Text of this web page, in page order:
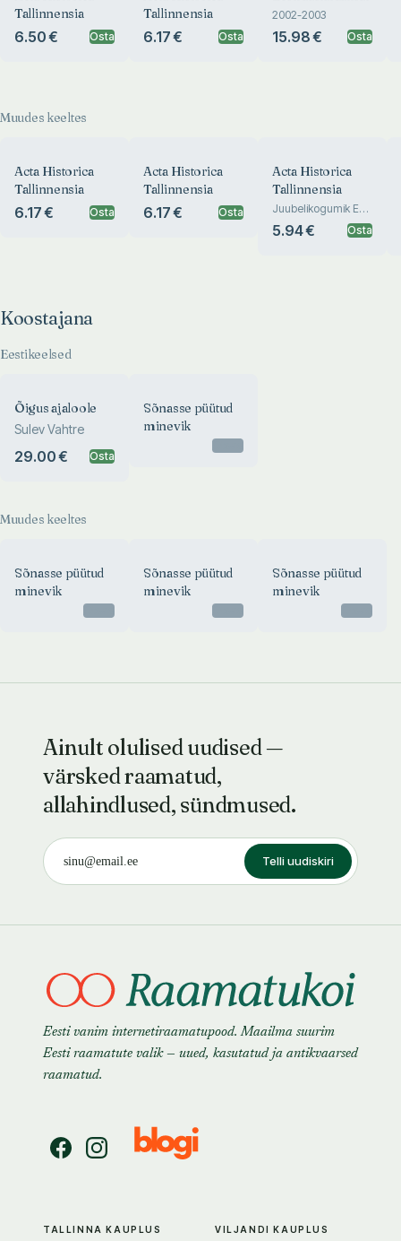
Tallinnensia
6.50 € Osta
Tallinnensia
6.17 € Osta
2002-2003
15.98 € Osta
Muudes keeltes
Acta Historica
Tallinnensia
6.17 € Osta
Acta Historica
Tallinnensia
6.17 € Osta
Acta Historica
Tallinnensia
Juubelikogumik Ea
Janseni 80.
sünnipäevaks
5.94 € Osta
Koostajana
Eestikeelsed
Õigus ajaloole
Sulev Vahtre
29.00 € Osta
Sõnasse püütud
minevik
Muudes keeltes
Sõnasse püütud
minevik
Sõnasse püütud
minevik
Sõnasse püütud
minevik
Ainult olulised uudised —
värsked raamatud,
allahindlused, sündmused.
Telli uudiskiri
Eesti vanim internetiraamatupood. Maailma suurim
Eesti raamatute valik — uued, kasutatud ja antikvaarsed
raamatud.
TALLINNA KAUPLUS VILJANDI KAUPLUS